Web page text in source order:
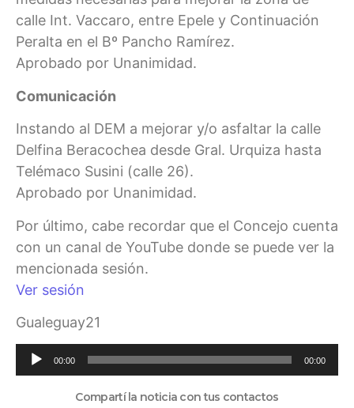
calle Int. Vaccaro, entre Epele y Continuación
Peralta en el Bº Pancho Ramírez.
Aprobado por Unanimidad.
Comunicación
Instando al DEM a mejorar y/o asfaltar la calle
Delfina Beracochea desde Gral. Urquiza hasta
Telémaco Susini (calle 26).
Aprobado por Unanimidad.
Por último, cabe recordar que el Concejo cuenta
con un canal de YouTube donde se puede ver la
mencionada sesión.
Ver sesión
Gualeguay21
Reproductor
de
00:00 00:00
Compartí la noticia con tus contactos